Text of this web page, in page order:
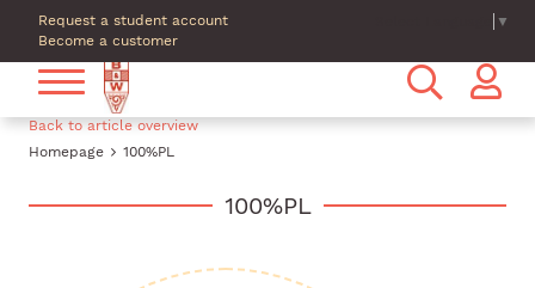
Request a student account
Become a customer
▼
Homepage 100%PL
Back to article overview
100%PL